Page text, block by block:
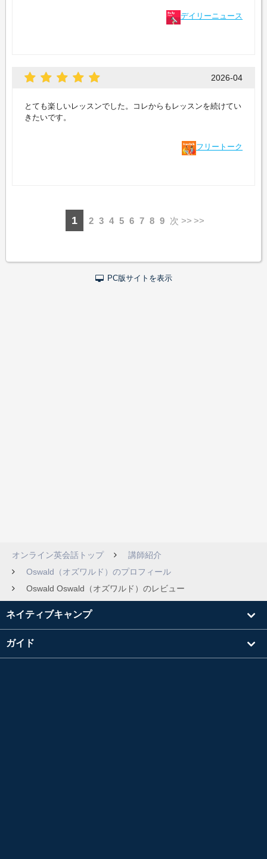
デイリーニュース
2026-04
とても楽しいレッスンでした。コレからもレッスンを続けてい
きたいです。
フリートーク
1 2 3 4 5 6 7 8 9 次 >>
PC版サイトを表示
オンライン英会話トップ
講師紹介
Oswald（オズワルド）のプロフィール
Oswald Oswald（オズワルド）のレビュー
ネイティブキャンプ
ガイド